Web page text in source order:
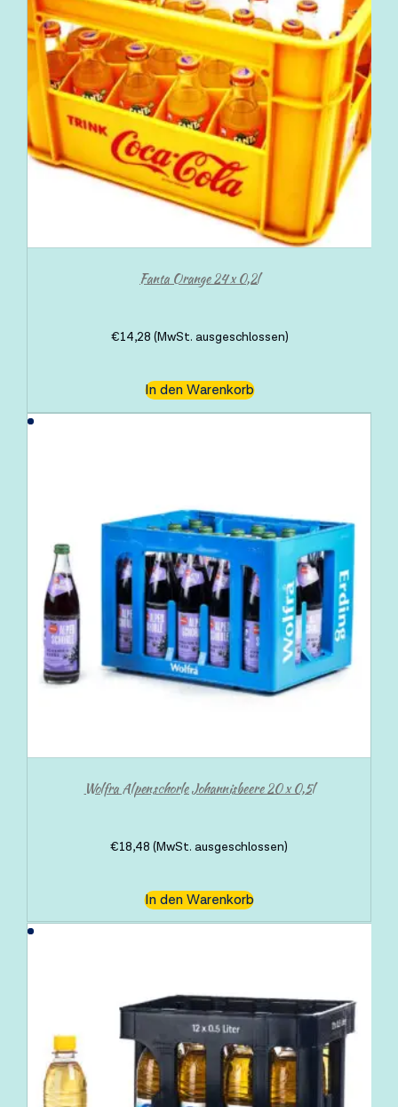
Fanta Orange 24 x 0,2l
€14,28 (MwSt. ausgeschlossen)
In den Warenkorb
Wolfra Alpenschorle Johannisbeere 20 x 0,5l
€18,48 (MwSt. ausgeschlossen)
In den Warenkorb